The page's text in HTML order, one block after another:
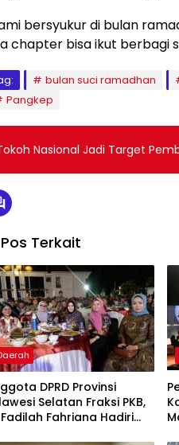
bersyukur di bulan
chapter bisa ikut berbagi
bulan suci ramadhan
Pangkep
Nasional Jadi Target
Pos Terkait
DPRD Provinsi
Selatan Fraksi PKB,
Fadilah Fahriana Hadiri